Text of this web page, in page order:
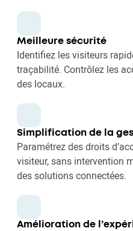
Meilleure sécurité
Identifiez les visiteurs
traçabilité. Contrôlez les
des locaux.
Simplification de la
Paramétrez des droits
visiteur, sans intervention
des solutions connectées.
Amélioration de